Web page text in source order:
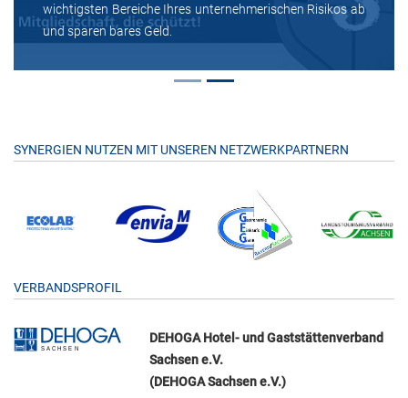
wichtigsten Bereiche Ihres unternehmerischen Risikos ab
und sparen bares Geld.
SYNERGIEN NUTZEN MIT UNSEREN NETZWERKPARTNERN
VERBANDSPROFIL
DEHOGA Hotel- und Gaststättenverband
Sachsen e.V.
(DEHOGA Sachsen e.V.)